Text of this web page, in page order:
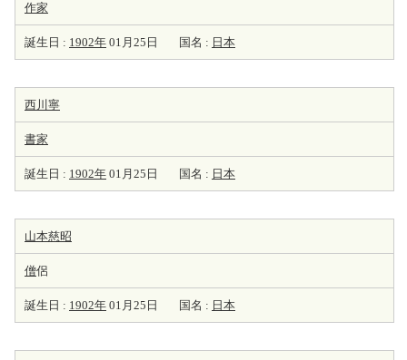
作家
誕生日 : 1902年 01月25日 国名 : 日本
西川寧
書家
誕生日 : 1902年 01月25日 国名 : 日本
山本慈昭
僧侶
誕生日 : 1902年 01月25日 国名 : 日本